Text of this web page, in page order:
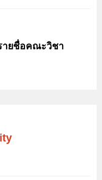
ายชื่อคณะวิชา